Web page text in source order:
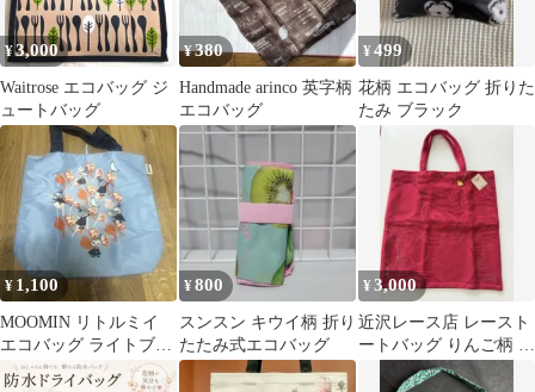
¥3,000
Waitrose エコバッグ ジ
ュートバッグ
¥380
Handmade arinco 英字柄
エコバッグ
¥499
花柄 エコバッグ 折りた
たみ ブラック
¥ 1,100
MOOMIN リトルミイ
エコバッグ ライトブル
ー
¥800
スンスン キウイ柄 折り
たたみ式エコバッグ
¥3,000
近沢レース店 レースト
ートバッグ りんご柄 レ